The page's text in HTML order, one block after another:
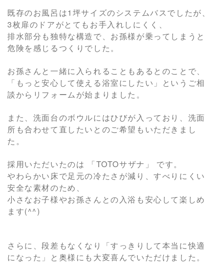
既存のお風呂は1坪サイズのシステムバスでしたが、
3枚扉のドアがとてもお手入れしにくく、
排水部分も独特な構造で、お孫様が乗ってしまうと
危険を感じるつくりでした。
お孫さんと一緒に入られることもあるとのことで、
「もっと安心して使える浴室にしたい」というご相
談からリフォームが始まりました。
また、洗面台のボウルにはひびが入っており、洗面
所も合わせて直したいとのご希望もいただきまし
た。
採用いただいたのは 「TOTOサザナ」 です。
やわらかい床で足元の冷たさが減り、すべりにくい
安全な素材のため、
小さなお子様やお孫さんとの入浴も安心して楽しめ
ます(^^)
さらに、段差もなくなり「すっきりして本当に快適
になった」と奥様にも大変喜んでいただけました。